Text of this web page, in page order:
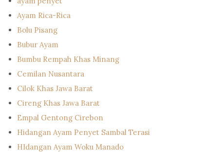
Ayam Rica-Rica
Bolu Pisang
Bubur Ayam
Bumbu Rempah Khas Minang
Cemilan Nusantara
Cilok Khas Jawa Barat
Cireng Khas Jawa Barat
Empal Gentong Cirebon
Hidangan Ayam Penyet Sambal Terasi
HIdangan Ayam Woku Manado